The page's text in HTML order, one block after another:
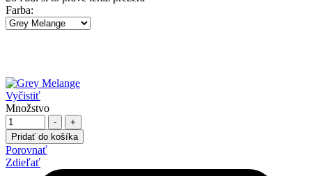
Farba:
Vyčistiť
Množstvo
-
+
Pridať do košíka
Porovnať
Zdieľať